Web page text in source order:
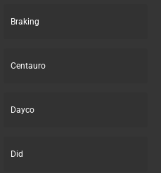
Braking
Centauro
Dayco
Did